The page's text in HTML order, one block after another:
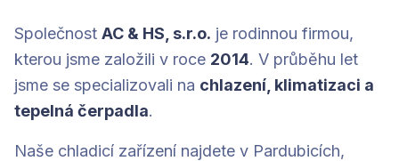
Společnost AC & HS, s.r.o. je rodinnou firmou,
kterou jsme založili v roce 2014. V průběhu let
jsme se specializovali na chlazení, klimatizaci a
tepelná čerpadla.
Naše chladicí zařízení najdete v Pardubicích,